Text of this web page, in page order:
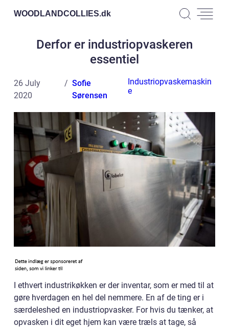
WOODLANDCOLLIES.dk
Derfor er industriopvaskeren
essentiel
26 July
2020
Sofie
Sørensen
Industriopvaskemaskin
e
I ethvert industrikøkken er der inventar, som er med til at
gøre hverdagen en hel del nemmere. En af de ting er i
særdeleshed en industriopvasker. For hvis du tænker, at
opvasken i dit eget hjem kan være træls at tage, så